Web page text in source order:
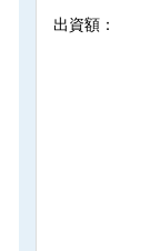
出資額：